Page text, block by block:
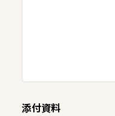
添付資料